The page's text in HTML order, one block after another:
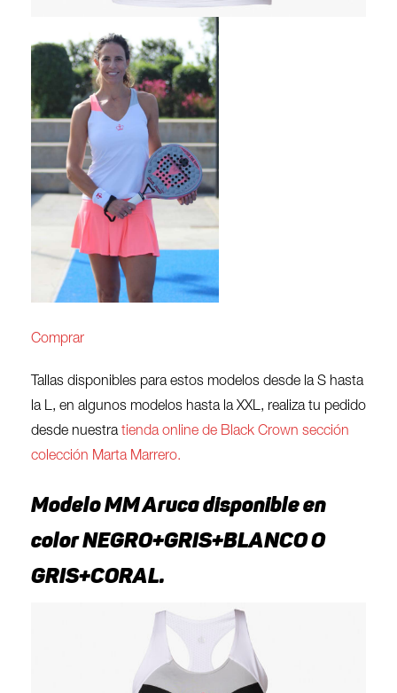
Comprar
Tallas disponibles para estos modelos desde la S hasta
la L, en algunos modelos hasta la XXL, realiza tu pedido
desde nuestratienda online de Black Crown sección
colección Marta Marrero.
Modelo MM Aruca disponible en
color NEGRO+GRIS+BLANCO O
GRIS+CORAL.